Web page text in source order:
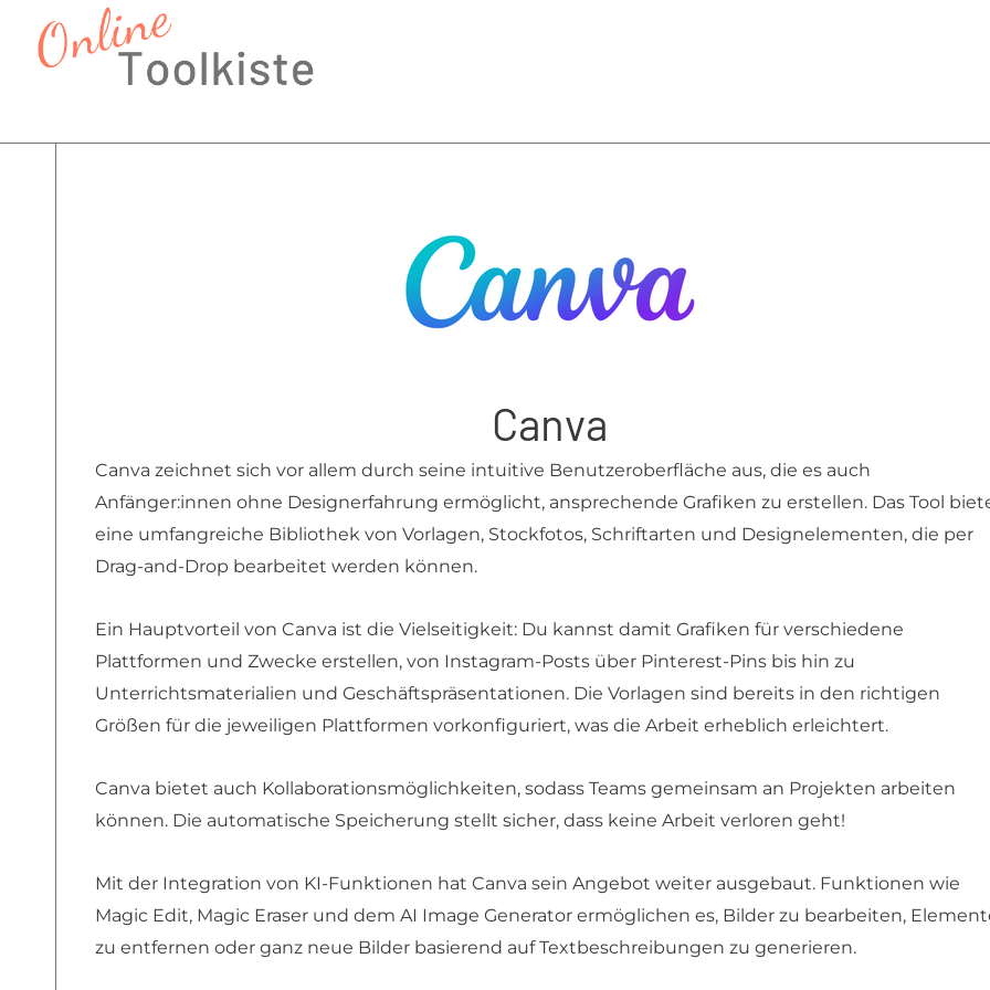
Inhalt
Canva
Canva zeichnet sich vor allem durch seine intuitive Benutzeroberfläche aus, die es auch
Anfänger:innen ohne Designerfahrung ermöglicht, ansprechende Grafiken zu erstellen. Das Tool
eine umfangreiche Bibliothek von Vorlagen, Stockfotos, Schriftarten und Designelementen, die per
Drag-and-Drop bearbeitet werden können.
Ein Hauptvorteil von Canva ist die Vielseitigkeit: Du kannst damit Grafiken für verschiedene
Plattformen und Zwecke erstellen, von Instagram-Posts über Pinterest-Pins bis hin zu
Unterrichtsmaterialien und Geschäftspräsentationen. Die Vorlagen sind bereits in den richtigen
Größen für die jeweiligen Plattformen vorkonfiguriert, was die Arbeit erheblich erleichtert.
Canva bietet auch Kollaborationsmöglichkeiten, sodass Teams gemeinsam an Projekten arbeiten
können. Die automatische Speicherung stellt sicher, dass keine Arbeit verloren geht!
Mit der Integration von KI-Funktionen hat Canva sein Angebot weiter ausgebaut. Funktionen wie
Magic Edit, Magic Eraser und dem AI Image Generator ermöglichen es, Bilder zu bearbeiten,
zu entfernen oder ganz neue Bilder basierend auf Textbeschreibungen zu generieren.